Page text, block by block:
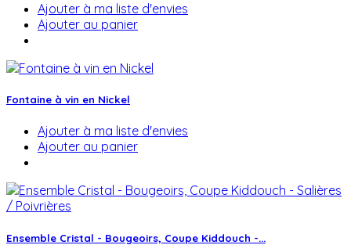
Ajouter à ma liste d'envies
Ajouter au panier
Fontaine à vin en Nickel
Ajouter à ma liste d'envies
Ajouter au panier
Ensemble Cristal - Bougeoirs, Coupe Kiddouch -...